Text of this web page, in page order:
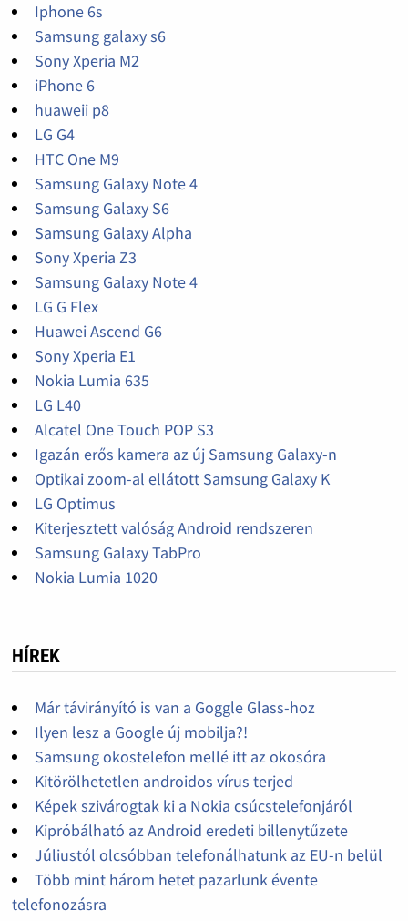
Iphone 6s
Samsung galaxy s6
Sony Xperia M2
iPhone 6
huaweii p8
LG G4
HTC One M9
Samsung Galaxy Note 4
Samsung Galaxy S6
Samsung Galaxy Alpha
Sony Xperia Z3
Samsung Galaxy Note 4
LG G Flex
Huawei Ascend G6
Sony Xperia E1
Nokia Lumia 635
LG L40
Alcatel One Touch POP S3
Igazán erős kamera az új Samsung Galaxy-n
Optikai zoom-al ellátott Samsung Galaxy K
LG Optimus
Kiterjesztett valóság Android rendszeren
Samsung Galaxy TabPro
Nokia Lumia 1020
HÍREK
Már távirányító is van a Goggle Glass-hoz
Ilyen lesz a Google új mobilja?!
Samsung okostelefon mellé itt az okosóra
Kitörölhetetlen androidos vírus terjed
Képek szivárogtak ki a Nokia csúcstelefonjáról
Kipróbálható az Android eredeti billenytűzete
Júliustól olcsóbban telefonálhatunk az EU-n belül
Több mint három hetet pazarlunk évente
telefonozásra